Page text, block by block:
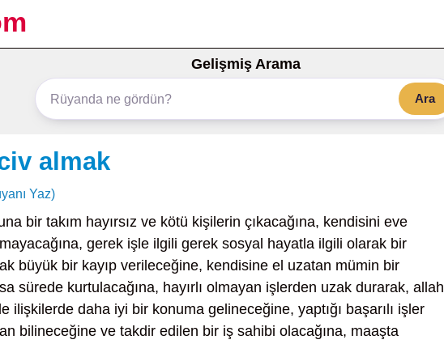
Gelişmiş Arama
Ara
almak
Yaz)
bir takım hayırsız ve kötü kişilerin çıkacağına, kendisini eve
gerek işle ilgili gerek sosyal hayatla ilgili olarak bir
büyük bir kayıp verileceğine, kendisine el uzatan mümin bir
sürede kurtulacağına, hayırlı olmayan işlerden uzak durarak, allah
ilişkilerde daha iyi bir konuma gelineceğine, yaptığı başarılı işler
bilineceğine ve takdir edilen bir iş sahibi olacağına, maaşta